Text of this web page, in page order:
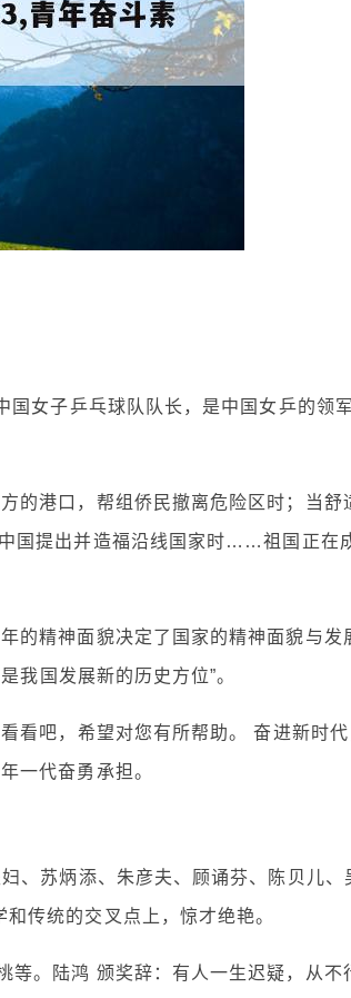
女子乒乓球队队长，是中国女乒的领军
的港口，帮组侨民撤离危险区时；当舒
国提出并造福沿线国家时……祖国正在
的精神面貌决定了国家的精神面貌与发
我国发展新的历史方位”。
看吧，希望对您有所帮助。 奋进新时代
一代奋勇承担。
、苏炳添、朱彦夫、顾诵芬、陈贝儿、
传统的交叉点上，惊才绝艳。
等。陆鸿 颁奖辞：有人一生迟疑，从不